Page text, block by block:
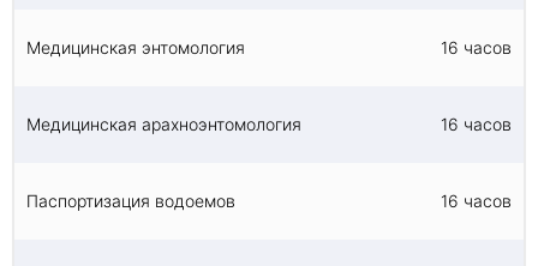
Медицинская энтомология 16 часов
Медицинская арахноэнтомология 16 часов
Паспортизация водоемов 16 часов